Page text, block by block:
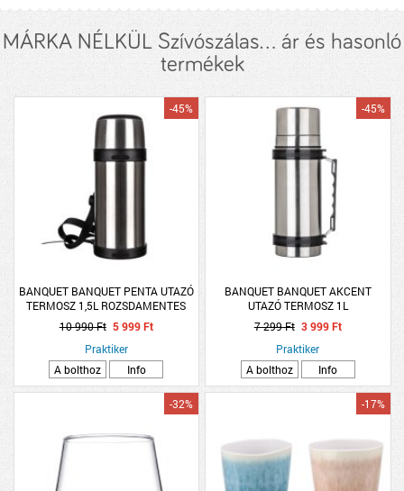
MÁRKA NÉLKÜL Szívószálas... ár és hasonló
termékek
BANQUET BANQUET PENTA UTAZÓ
TERMOSZ 1,5L ROZSDAMENTES
ACÉL
-45%
10 990 Ft 5 999 Ft
Praktiker
A bolthoz
Info
BANQUET BANQUET AKCENT
UTAZÓ TERMOSZ 1L
ROZSDAMENTES ACÉL
-45%
7 299 Ft 3 999 Ft
Praktiker
A bolthoz
Info
-32% -17%